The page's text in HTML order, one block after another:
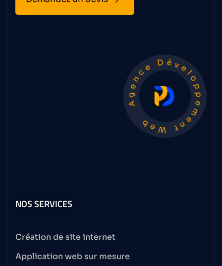
Agence Développement Web
NOS SERVICES
Création de site internet
Application web sur mesure